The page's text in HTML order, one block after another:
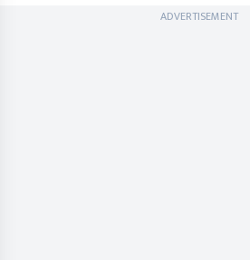
ADVERTISEMENT